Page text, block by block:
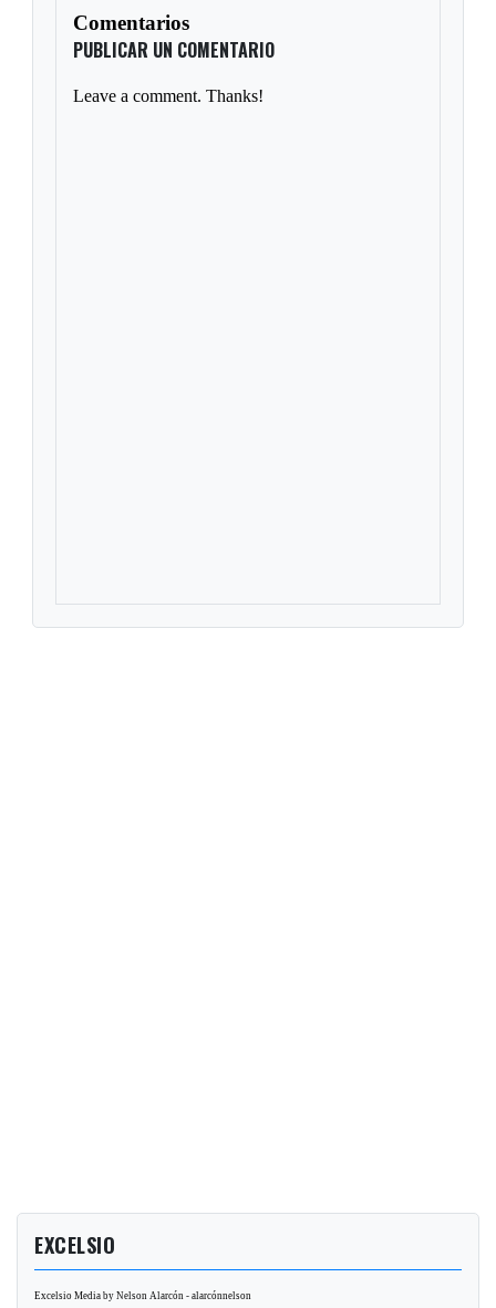
Comentarios
PUBLICAR UN COMENTARIO
Leave a comment. Thanks!
EXCELSIO
Excelsio Media by Nelson Alarcón - alarcónnelson